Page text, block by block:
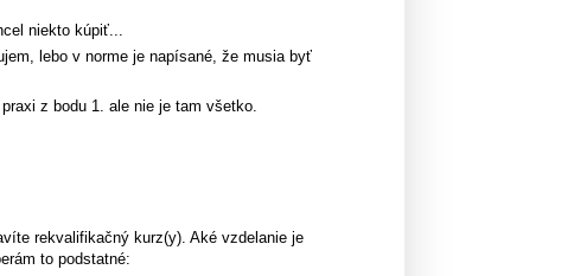
niekto kúpiť...
lebo v norme je napísané, že musia byť
z bodu 1. ale nie je tam všetko.
rekvalifikačný kurz(y). Aké vzdelanie je
to podstatné: